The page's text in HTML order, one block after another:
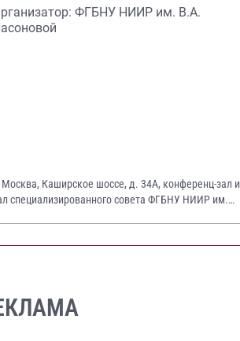
ФГБНУ НИИР им. В.А.
Москва, Каширское шоссе, д. 34А, конференц-зал и
специализированного совета ФГБНУ НИИР им.